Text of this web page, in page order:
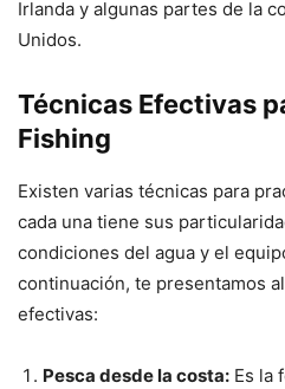
Irlanda y algunas partes de la
Unidos.
Técnicas Efectivas
Fishing
Existen varias técnicas para
cada una tiene sus
condiciones del agua y el
continuación, te presentamos
efectivas:
Pesca desde la costa: Es la